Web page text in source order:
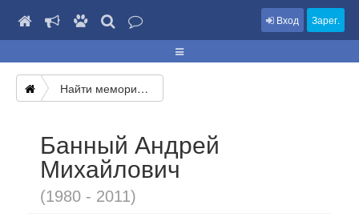
Вход Зарег.
Найти мемориал
Банный Андрей
Михайлович
(1980 - 2011)